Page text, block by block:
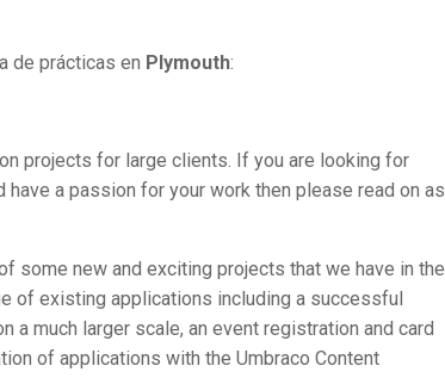
de prácticas en Plymouth:
projects for large clients. If you are looking for
a passion for your work then please read on as
some new and exciting projects that we have in the
of existing applications including a successful
a much larger scale, an event registration and card
of applications with the Umbraco Content